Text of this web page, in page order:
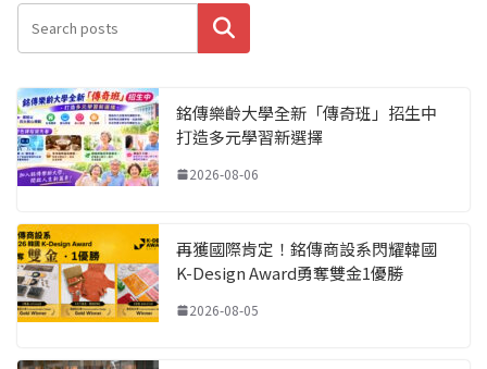
搜尋
銘傳樂齡大學全新「傳奇班」招生中
打造多元學習新選擇
2026-08-06
再獲國際肯定！銘傳商設系閃耀韓國
K-Design Award勇奪雙金1優勝
2026-08-05